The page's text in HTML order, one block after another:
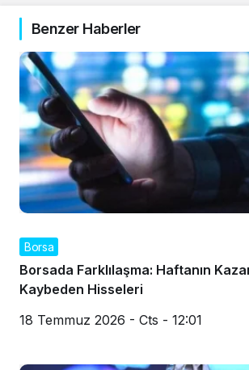
Benzer Haberler
Borsa
Borsada Farklılaşma: Haftanın
Kaybeden Hisseleri
18 Temmuz 2026 - Cts - 12:01